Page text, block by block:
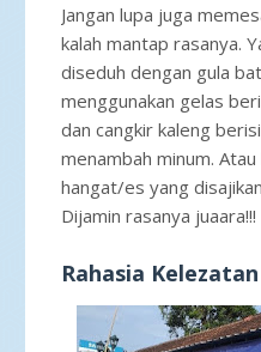
Jangan lupa juga
kalah mantap rasanya.
diseduh dengan gula
menggunakan gelas
dan cangkir kaleng
menambah minum.
hangat/es yang
Dijamin rasanya juaara!!!
Rahasia